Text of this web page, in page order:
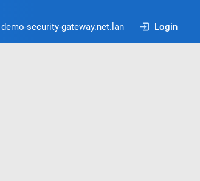
demo-security-gateway.net.lan Login